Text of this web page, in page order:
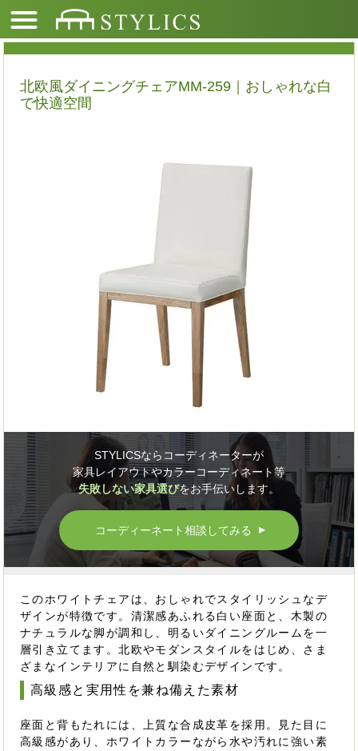
北欧風ダイニングチェアMM-259｜おしゃれな白
で快適空間
STYLICSならコーディネーターが
家具レイアウトやカラーコーディネート等
失敗しない家具選びをお手伝いします。
コーディーネート相談してみる ▲
このホワイトチェアは、おしゃれでスタイリッシュなデ
ザインが特徴です。清潔感あふれる白い座面と、木製の
ナチュラルな脚が調和し、明るいダイニングルームを一
層引き立てます。北欧やモダンスタイルをはじめ、さま
ざまなインテリアに自然と馴染むデザインです。
高級感と実用性を兼ね備えた素材
座面と背もたれには、上質な合成皮革を採用。見た目に
高級感があり、ホワイトカラーながら水や汚れに強い素